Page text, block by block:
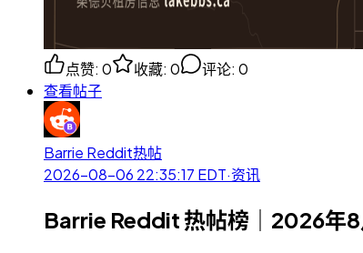
点赞: 0 收藏: 0 评论: 0
查看帖子
Barrie Reddit热帖
2026-08-06 22:35:17 EDT·资讯
Barrie Reddit 热帖榜｜2026年8